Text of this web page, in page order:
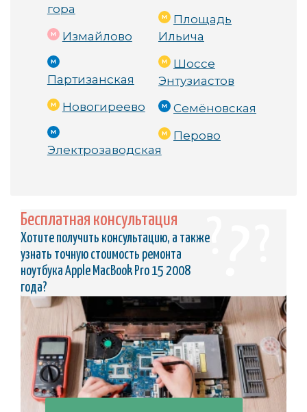
Просто позвоните нам по телефону +7(495)479-99-
, чтобы получить консультацию и записаться на диаг
вы могли снова наслаждаться работой своего MacB
ook Pro!
Не ждите, обращайтесь!
гора
Измайлово
Партизанская
Новогиреево
Электрозаводская
Площадь
Ильича
Шоссе
Энтузиастов
Семёновская
Перово
Бесплатная консультация
Хотите получить консультацию, а также
узнать точную стоимость ремонта
ноутбука Apple MacBook Pro 15 2008
года?